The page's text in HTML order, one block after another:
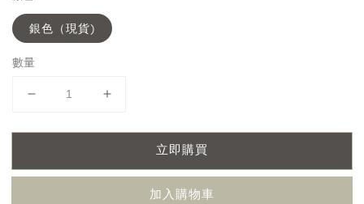
銀色（現貨)
數量
立即購買
加入購物車